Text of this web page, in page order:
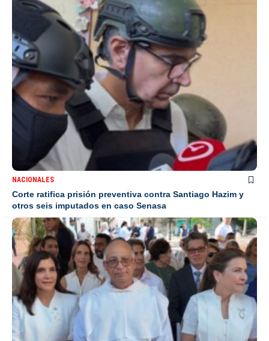
NACIONALES
Corte ratifica prisión preventiva contra Santiago Hazim y
otros seis imputados en caso Senasa